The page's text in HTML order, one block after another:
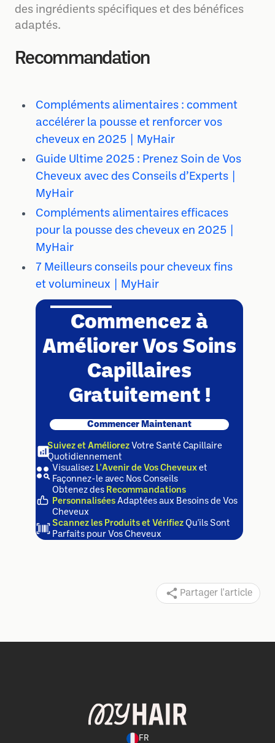
des ingrédients spécifiques et des bénéfices
adaptés.
Recommandation
Compléments alimentaires : comment
accélérer la pousse et renforcer vos
cheveux en 2025 | MyHair
Guide Ultime 2025 : Prenez Soin de Vos
Cheveux avec des Conseils d’Experts |
MyHair
Compléments alimentaires efficaces
pour la pousse des cheveux en 2025 |
MyHair
7 Meilleurs conseils pour cheveux fins
et volumineux | MyHair
Commencez à
Améliorer Vos Soins
Capillaires
Gratuitement !
Commencer Maintenant
Suivez et Améliorez Votre Santé Capillaire
Quotidiennement
Visualisez L'Avenir de Vos Cheveux et
Façonnez-le avec Nos Conseils
Obtenez des Recommandations
Personnalisées Adaptées aux Besoins de Vos
Cheveux
Scannez les Produits et Vérifiez Qu'ils Sont
Parfaits pour Vos Cheveux
Partager l'article
FR